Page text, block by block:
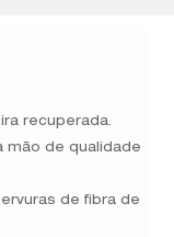
recuperada.
mão de qualidade
de fibra de